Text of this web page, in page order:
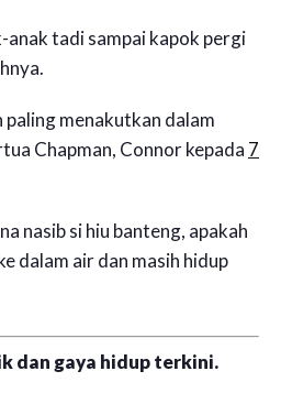
anak tadi sampai kapok pergi
paling menakutkan dalam
Chapman, Connor kepada 7
nasib si hiu banteng, apakah
dalam air dan masih hidup
dan gaya hidup terkini.